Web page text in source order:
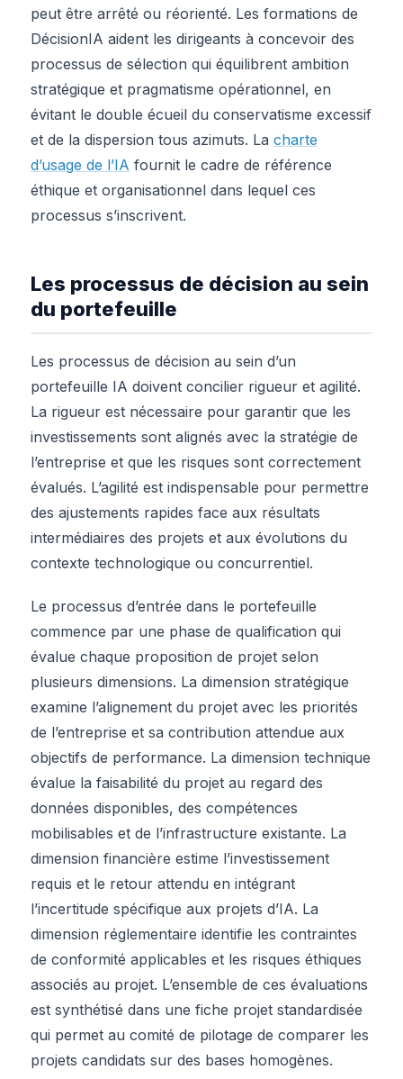
peut être arrêté ou réorienté. Les formations de
DécisionIA aident les dirigeants à concevoir des
processus de sélection qui équilibrent ambition
stratégique et pragmatisme opérationnel, en
évitant le double écueil du conservatisme excessif
et de la dispersion tous azimuts. La charte
d’usage de l’IA fournit le cadre de référence
éthique et organisationnel dans lequel ces
processus s’inscrivent.
Les processus de décision au sein
du portefeuille
Les processus de décision au sein d’un
portefeuille IA doivent concilier rigueur et agilité.
La rigueur est nécessaire pour garantir que les
investissements sont alignés avec la stratégie de
l’entreprise et que les risques sont correctement
évalués. L’agilité est indispensable pour permettre
des ajustements rapides face aux résultats
intermédiaires des projets et aux évolutions du
contexte technologique ou concurrentiel.
Le processus d’entrée dans le portefeuille
commence par une phase de qualification qui
évalue chaque proposition de projet selon
plusieurs dimensions. La dimension stratégique
examine l’alignement du projet avec les priorités
de l’entreprise et sa contribution attendue aux
objectifs de performance. La dimension technique
évalue la faisabilité du projet au regard des
données disponibles, des compétences
mobilisables et de l’infrastructure existante. La
dimension financière estime l’investissement
requis et le retour attendu en intégrant
l’incertitude spécifique aux projets d’IA. La
dimension réglementaire identifie les contraintes
de conformité applicables et les risques éthiques
associés au projet. L’ensemble de ces évaluations
est synthétisé dans une fiche projet standardisée
qui permet au comité de pilotage de comparer les
projets candidats sur des bases homogènes.